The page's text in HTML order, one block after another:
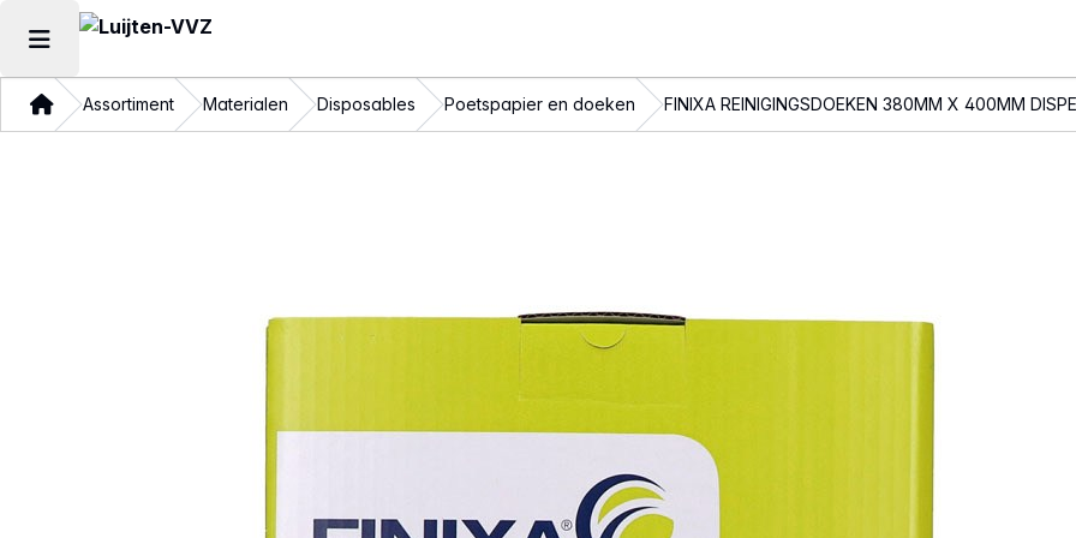
Hoofdmenu openen
ThuisAssortiment Materialen Disposables Poetspapier en doeken FINIXA REINIGINGSDOEKEN 380MM X 400MM